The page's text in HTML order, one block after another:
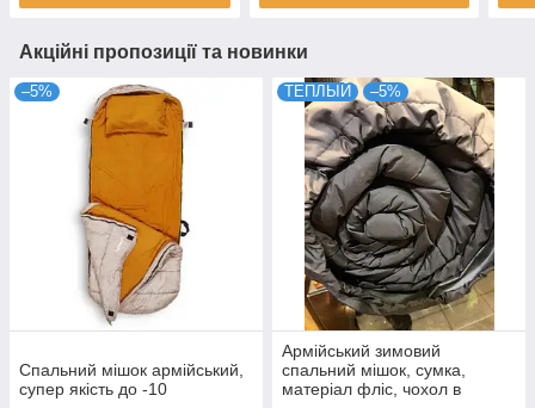
Акційні пропозиції та новинки
–5%
Спальний мішок армійський,
супер якість до -10
ТЕПЛЫЙ –5%
Армійський зимовий
спальний мішок, сумка,
матеріал фліс, чохол в